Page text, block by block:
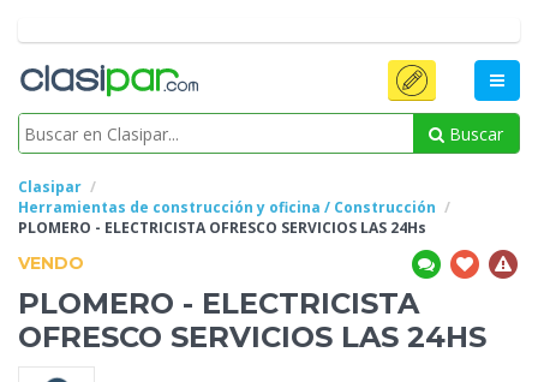
Buscar
Clasipar
Herramientas de construcción y oficina / Construcción
PLOMERO - ELECTRICISTA OFRESCO SERVICIOS LAS 24Hs
VENDO
PLOMERO - ELECTRICISTA
OFRESCO SERVICIOS LAS 24HS